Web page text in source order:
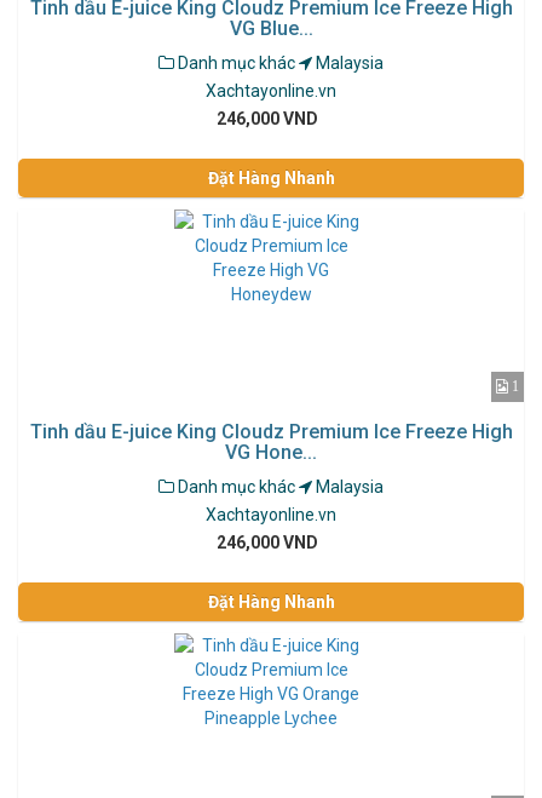
Tinh dầu E-juice King Cloudz Premium Ice Freeze High
VG Blue...
Danh mục khác
Malaysia
Xachtayonline.vn
246,000 VND
Đặt Hàng Nhanh
1
Tinh dầu E-juice King Cloudz Premium Ice Freeze High
VG Hone...
Danh mục khác
Malaysia
Xachtayonline.vn
246,000 VND
Đặt Hàng Nhanh